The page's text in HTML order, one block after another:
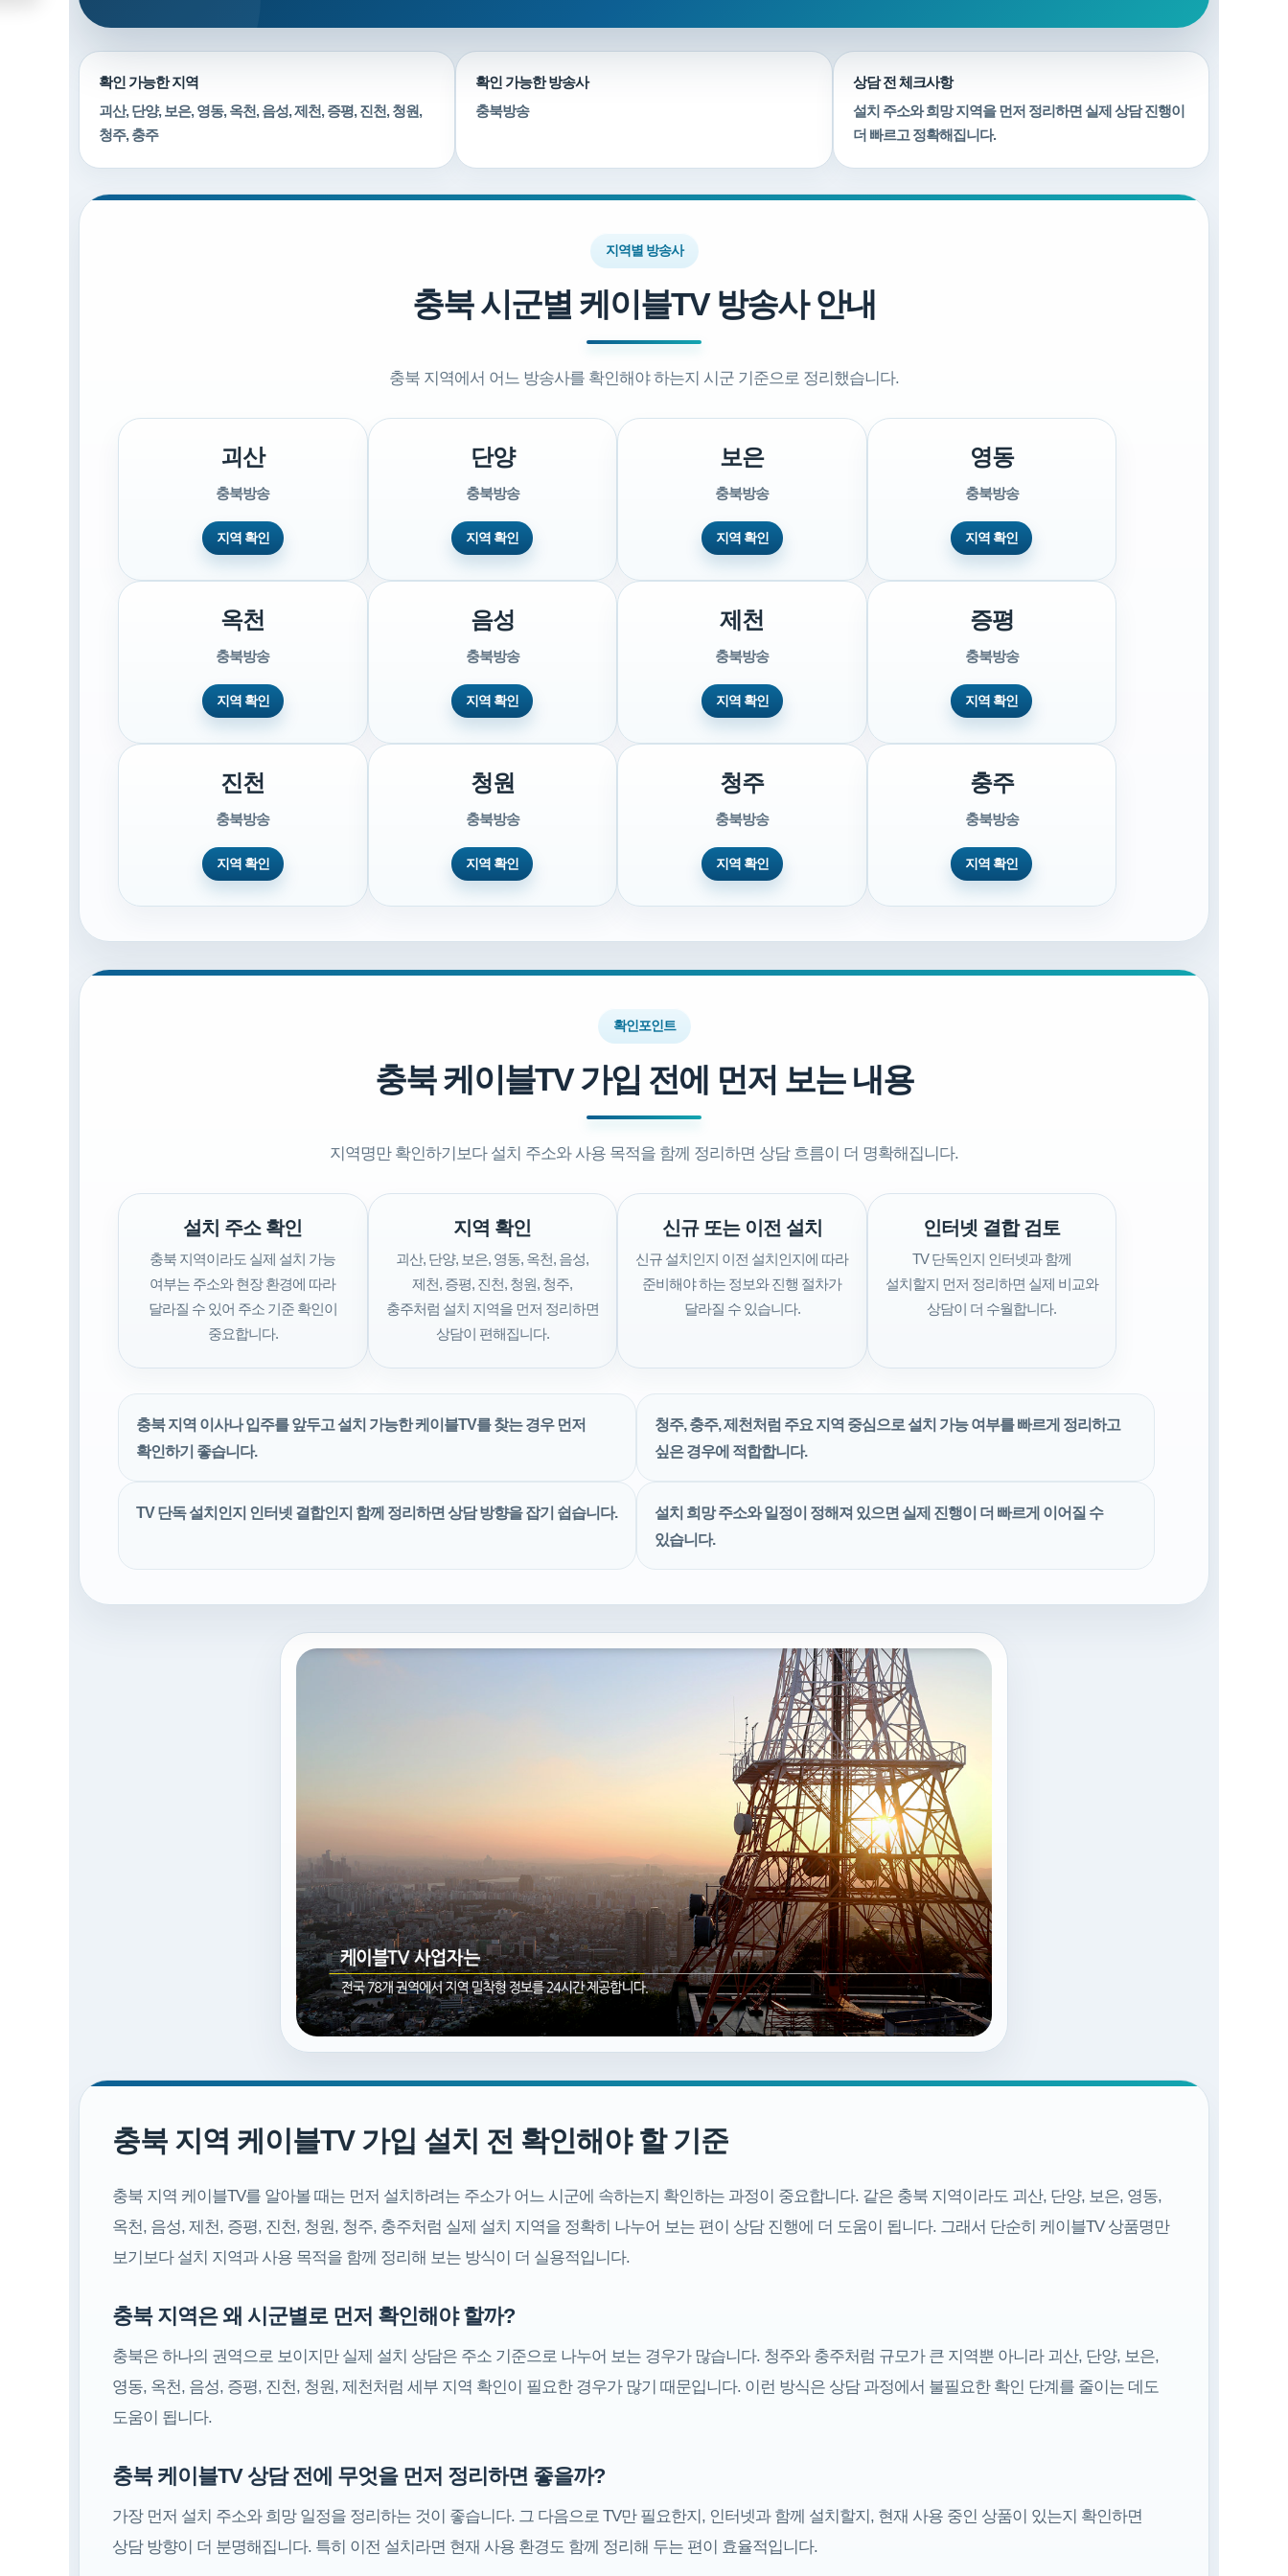
확인 가능한 지역
괴산, 단양, 보은, 영동, 옥천, 음성, 제천, 증평, 진천, 청원,
청주, 충주
확인 가능한 방송사
충북방송
상담 전 체크사항
설치 주소와 희망 지역을 먼저 정리하면 실제 상담 진행이
더 빠르고 정확해집니다.
지역별 방송사
충북 시군별 케이블TV 방송사 안내
충북 지역에서 어느 방송사를 확인해야 하는지 시군 기준으로 정리했습니다.
괴산
충북방송
지역 확인
단양
충북방송
지역 확인
보은
충북방송
지역 확인
영동
충북방송
지역 확인
옥천
충북방송
지역 확인
음성
충북방송
지역 확인
제천
충북방송
지역 확인
증평
충북방송
지역 확인
진천
충북방송
지역 확인
청원
충북방송
지역 확인
청주
충북방송
지역 확인
충주
충북방송
지역 확인
확인포인트
충북 케이블TV 가입 전에 먼저 보는 내용
지역명만 확인하기보다 설치 주소와 사용 목적을 함께 정리하면 상담 흐름이 더 명확해집니다.
설치 주소 확인
충북 지역이라도 실제 설치 가능
여부는 주소와 현장 환경에 따라
달라질 수 있어 주소 기준 확인이
중요합니다.
지역 확인
괴산, 단양, 보은, 영동, 옥천, 음성,
제천, 증평, 진천, 청원, 청주,
충주처럼 설치 지역을 먼저 정리하면
상담이 편해집니다.
신규 또는 이전 설치
신규 설치인지 이전 설치인지에 따라
준비해야 하는 정보와 진행 절차가
달라질 수 있습니다.
인터넷 결합 검토
TV 단독인지 인터넷과 함께
설치할지 먼저 정리하면 실제 비교와
상담이 더 수월합니다.
충북 지역 이사나 입주를 앞두고 설치 가능한 케이블TV를 찾는 경우 먼저
확인하기 좋습니다.
청주, 충주, 제천처럼 주요 지역 중심으로 설치 가능 여부를 빠르게 정리하고
싶은 경우에 적합합니다.
TV 단독 설치인지 인터넷 결합인지 함께 정리하면 상담 방향을 잡기 쉽습니다.
설치 희망 주소와 일정이 정해져 있으면 실제 진행이 더 빠르게 이어질 수
있습니다.
충북 지역 케이블TV 가입 설치 전 확인해야 할 기준
충북 지역 케이블TV를 알아볼 때는 먼저 설치하려는 주소가 어느 시군에 속하는지 확인하는 과정이 중요합니다. 같은 충북 지역이라도 괴산, 단양, 보은, 영동,
옥천, 음성, 제천, 증평, 진천, 청원, 청주, 충주처럼 실제 설치 지역을 정확히 나누어 보는 편이 상담 진행에 더 도움이 됩니다. 그래서 단순히 케이블TV 상품명만
보기보다 설치 지역과 사용 목적을 함께 정리해 보는 방식이 더 실용적입니다.
충북 지역은 왜 시군별로 먼저 확인해야 할까?
충북은 하나의 권역으로 보이지만 실제 설치 상담은 주소 기준으로 나누어 보는 경우가 많습니다. 청주와 충주처럼 규모가 큰 지역뿐 아니라 괴산, 단양, 보은,
영동, 옥천, 음성, 증평, 진천, 청원, 제천처럼 세부 지역 확인이 필요한 경우가 많기 때문입니다. 이런 방식은 상담 과정에서 불필요한 확인 단계를 줄이는 데도
도움이 됩니다.
충북 케이블TV 상담 전에 무엇을 먼저 정리하면 좋을까?
가장 먼저 설치 주소와 희망 일정을 정리하는 것이 좋습니다. 그 다음으로 TV만 필요한지, 인터넷과 함께 설치할지, 현재 사용 중인 상품이 있는지 확인하면
상담 방향이 더 분명해집니다. 특히 이전 설치라면 현재 사용 환경도 함께 정리해 두는 편이 효율적입니다.